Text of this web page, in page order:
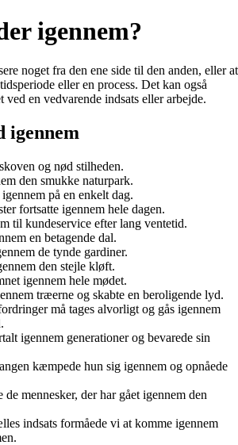
igennem?
noget fra den ene side til den anden, eller at
eller en process. Det kan også
ved en vedvarende indsats eller arbejde.
igennem
og nød stilheden.
den smukke naturpark.
på en enkelt dag.
fortsatte igennem hele dagen.
til kundeservice efter lang ventetid.
en betagende dal.
de tynde gardiner.
den stejle kløft.
igennem hele mødet.
træerne og skabte en beroligende lyd.
må tages alvorligt og gås igennem
igennem generationer og bevarede sin
kæmpede hun sig igennem og opnåede
mennesker, der har gået igennem den
indsats formåede vi at komme igennem